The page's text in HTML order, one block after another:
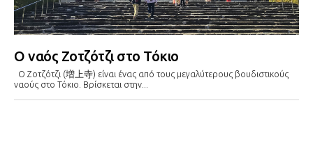
O ναός Zoτζότζι στο Τόκιο
ναούς στο Τόκιο. Βρίσκεται στην...